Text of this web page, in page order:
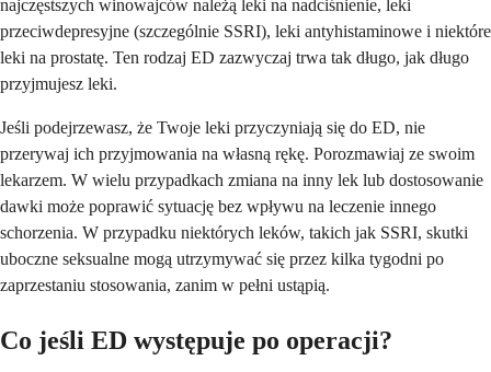
najczęstszych winowajców należą leki na nadciśnienie, leki
przeciwdepresyjne (szczególnie SSRI), leki antyhistaminowe i niektóre
leki na prostatę. Ten rodzaj ED zazwyczaj trwa tak długo, jak długo
przyjmujesz leki.
Jeśli podejrzewasz, że Twoje leki przyczyniają się do ED, nie
przerywaj ich przyjmowania na własną rękę. Porozmawiaj ze swoim
lekarzem. W wielu przypadkach zmiana na inny lek lub dostosowanie
dawki może poprawić sytuację bez wpływu na leczenie innego
schorzenia. W przypadku niektórych leków, takich jak SSRI, skutki
uboczne seksualne mogą utrzymywać się przez kilka tygodni po
zaprzestaniu stosowania, zanim w pełni ustąpią.
Co jeśli ED występuje po operacji?